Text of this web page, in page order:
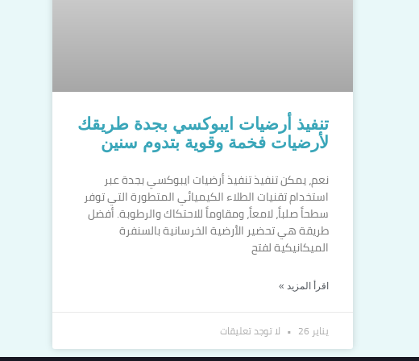
تنفيذ أرضيات ايبوكسي بجدة طريقك
لأرضيات فخمة وقوية بتدوم سنين
نعم، يمكن تنفيذ تنفيذ أرضيات ايبوكسي بجدة عبر
استخدام تقنيات الطلاء الكيميائي المتطورة التي توفر
سطحاً صلباً، لامعاً، ومقاوماً للاحتكاك والرطوبة. أفضل
طريقة هي تحضير الأرضية الخرسانية بالسنفرة
الميكانيكية لفتح
اقرأ المزيد »
يناير 26 لا توجد تعليقات